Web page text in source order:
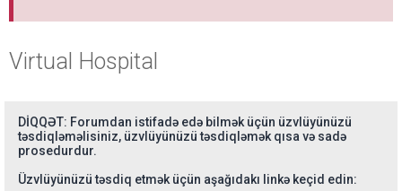
Virtual Hospital
DİQQƏT: Forumdan istifadə edə bilmək üçün üzvlüyünüzü
təsdiqləməlisiniz, üzvlüyünüzü təsdiqləmək qısa və sadə
prosedurdur.
Üzvlüyünüzü təsdiq etmək üçün aşağıdakı linkə keçid edin: